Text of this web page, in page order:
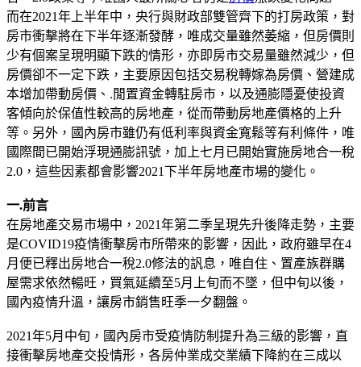
而在2021年上半年中，央行與財政部雙管齊下的打房政策，對
房市衝擊將在下半年逐漸發酵，唯成交量雖然萎縮，但房價則
少有個案呈現明顯下跌的情形，亦即房市交易量雖然減少，但
房價卻不一定下跌，主要原因包括交易稅轉嫁為房價、營建成
本增加帶動房價、.閒置資金轉駐房市，以及通膨隱憂使投資
客傾向於保值性較高的房地產，從而帶動房地產價格的上升
等。另外，國內房市雖仍有低利率與資金寬鬆等有利條件，唯
國際間已開始浮現通膨訊號，加上七月已開始實施房地合一稅
2.0，這些因素都會影響2021下半年房地產市場的變化。
一.前言
在房地產交易市場中，2021年第二季呈現先升後降走勢，主要
是COVID19疫情衝擊房市所帶來的影響，因此，政府雖早在4
月便已釋出房地合一稅2.0修法的訉息，唯自住、置產族群購
屋需求依然暢旺，買氣延續至5月上旬而不墜，但中旬以後，
國內疫情升溫，讓房市銷售旺季一夕翻盤。
2021年5月中旬，國內房市受疫情防制提升為三級的影響，直
接衝擊房地產交投情形，各房仲業成交業績下降約在三成以